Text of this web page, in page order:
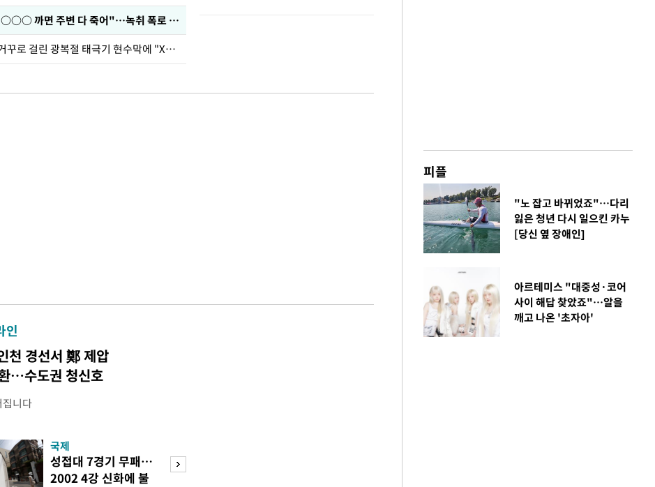
차가원 "○○○ 까면 주변 다 죽어"…녹취 폭로 파장
김희철, 거꾸로 걸린 광복절 태극기 현수막에 "X돌았네"
인
천 경선서 鄭 제압
…수도권 청신호
집니다
국제
성접대 7경기 무패…
2002 4강 신화에 불
피플
"노 잡고 바뀌었죠"…다리
잃은 청년 다시 일으킨 카누
[당신 옆 장애인]
아르테미스 "대중성·코어
사이 해답 찾았죠"…알을
깨고 나온 '초자아'